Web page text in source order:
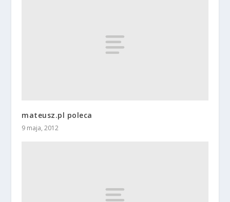
mateusz.pl poleca
9 maja, 2012